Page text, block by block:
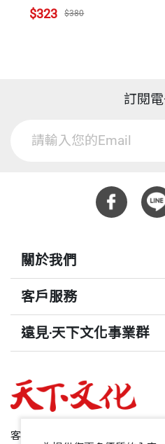
$323 $380
訂閱
關於我們
客戶服務
遠見‧天下文化事業群
哈佛商業評論
客服專線：+886 2 2662-0012